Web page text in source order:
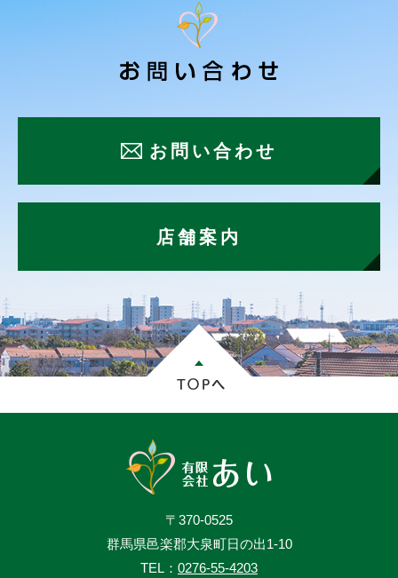
お問い合わせ
店舗案内
〒370-0525
群馬県邑楽郡大泉町日の出1-10
TEL： 0276-55-4203